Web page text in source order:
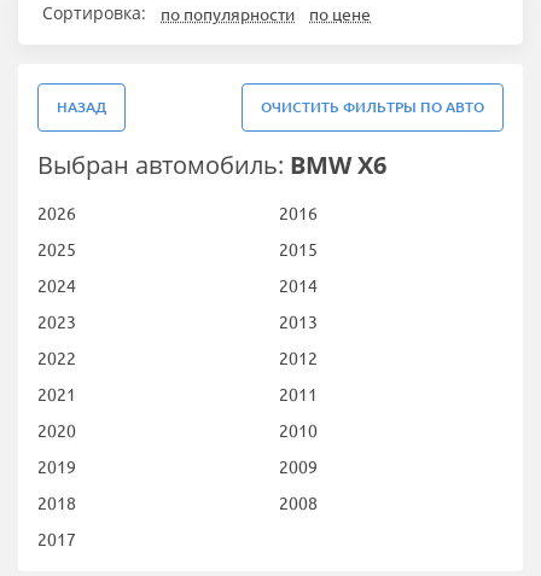
Сортировка: по популярности по цене
НАЗАД ОЧИСТИТЬ ФИЛЬТРЫ ПО АВТО
Выбран автомобиль: BMW X6
2026
2025
2024
2023
2022
2021
2020
2019
2018
2017
2016
2015
2014
2013
2012
2011
2010
2009
2008